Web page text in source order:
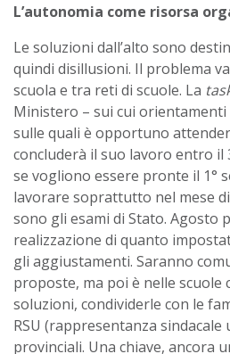
L’autonomia come risorsa
Le soluzioni dall’alto sono
quindi disillusioni. Il problema
scuola e tra reti di scuole. La
Ministero – sui cui
sulle quali è opportuno
concluderà il suo lavoro entro il
se vogliono essere pronte il 1°
lavorare soprattutto nel mese
sono gli esami di Stato. Agosto
realizzazione di quanto
gli aggiustamenti. Saranno
proposte, ma poi è nelle scuole
soluzioni, condividerle con le
RSU (rappresentanza sindacale
provinciali. Una chiave, ancora